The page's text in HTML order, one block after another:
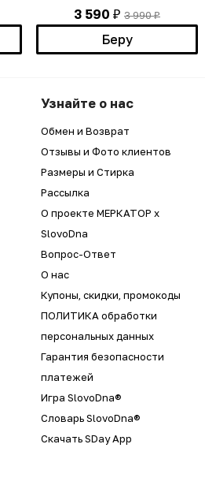
3 590 ₽ 3 990₽
Беру
Узнайте о нас
Обмен и Возврат
Отзывы и Фото клиентов
Размеры и Стирка
Рассылка
О проекте МЕРКАТОР x
SlovoDna
Вопрос-Ответ
О нас
Купоны, скидки, промокоды
ПОЛИТИКА обработки
персональных данных
Гарантия безопасности
платежей
Игра SlovoDna®
Словарь SlovoDna®
Скачать SDay App